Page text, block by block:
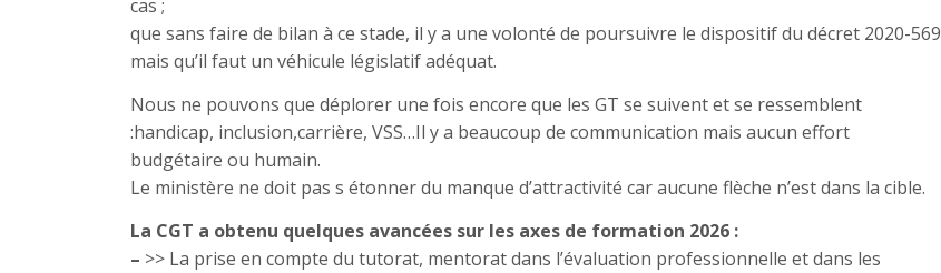
cas ;
que sans faire de bilan à ce stade, il y a une volonté de poursuivre le dispositif du décret 2020-569
mais qu’il faut un véhicule législatif adéquat.
Nous ne pouvons que déplorer une fois encore que les GT se suivent et se ressemblent
:handicap, inclusion,carrière, VSS…Il y a beaucoup de communication mais aucun effort
budgétaire ou humain.
Le ministère ne doit pas s étonner du manque d’attractivité car aucune flèche n’est dans la cible.
La CGT a obtenu quelques avancées sur les axes de formation 2026 :
– >> La prise en compte du tutorat, mentorat dans l’évaluation professionnelle et dans les